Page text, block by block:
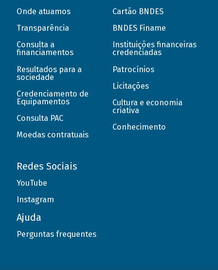
Onde atuamos
Transparência
Consulta a
financiamentos
Resultados para a
sociedade
Credenciamento de
Equipamentos
Consulta PAC
Moedas contratuais
Cartão BNDES
BNDES Finame
Instituições financeiras
credenciadas
Patrocínios
Licitações
Cultura e economia
criativa
Conhecimento
Redes Sociais
YouTube
Instagram
Ajuda
Perguntas frequentes